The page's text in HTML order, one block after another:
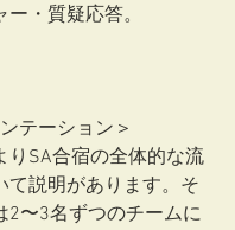
・質疑応答。
テーション＞
りSA合宿の全体的な流
て説明があります。そ
2〜3名ずつのチームに